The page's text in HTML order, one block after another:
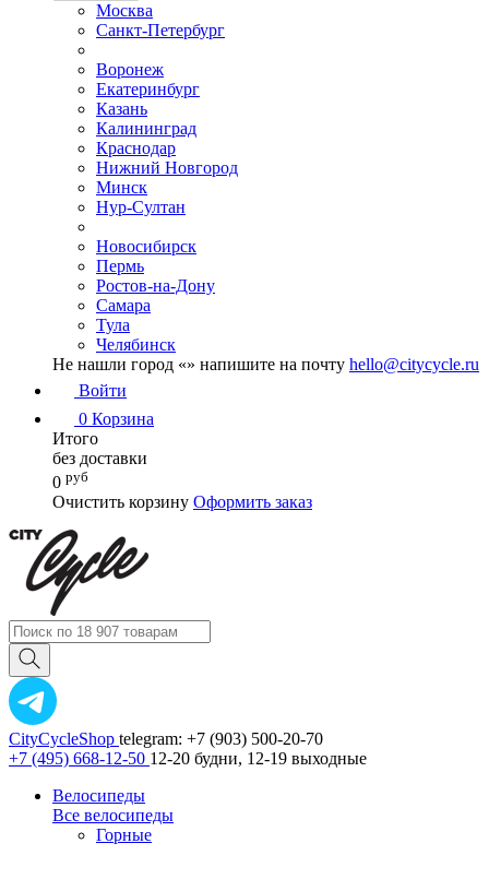
Москва
Санкт-Петербург
Воронеж
Екатеринбург
Казань
Калининград
Краснодар
Нижний Новгород
Минск
Нур-Султан
Новосибирск
Пермь
Ростов-на-Дону
Самара
Тула
Челябинск
Не нашли город «» напишите на почту hello@citycycle.ru
Войти
0 Корзина
Итого
без доставки
0 руб
Очистить корзину Оформить заказ
CityCycleShop telegram: +7 (903) 500-20-70
+7 (495) 668-12-50 12-20 будни, 12-19 выходные
Велосипеды
Все велосипеды
Горные